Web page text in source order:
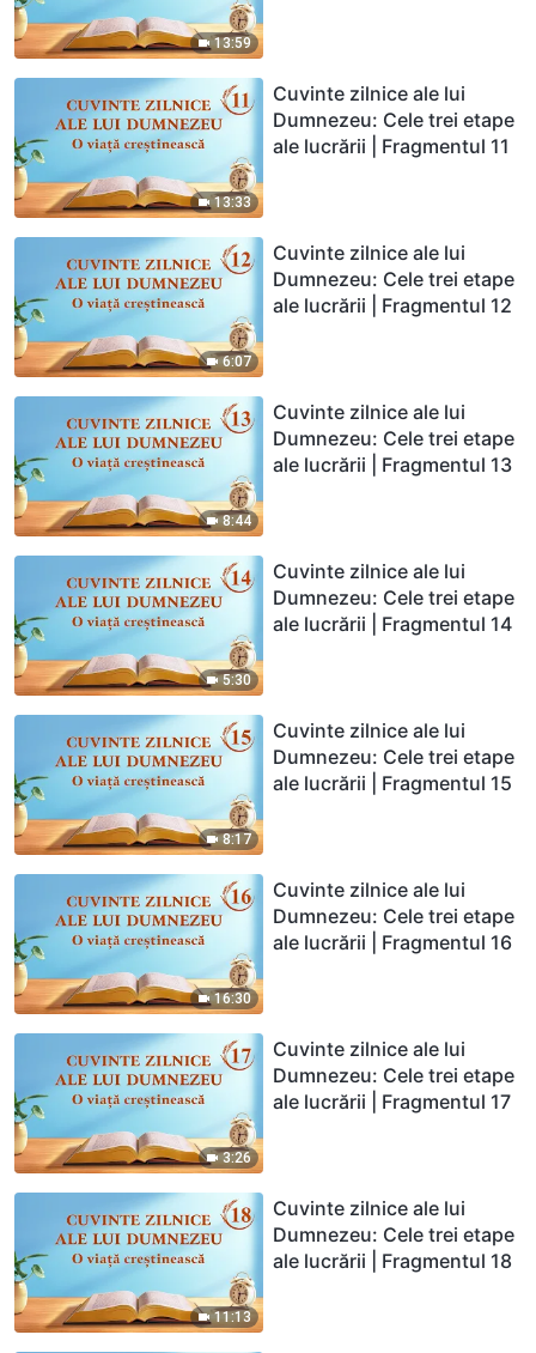
13:59
13:33
Cuvinte zilnice ale lui
Dumnezeu: Cele trei etape
ale lucrării | Fragmentul 11
6:07
Cuvinte zilnice ale lui
Dumnezeu: Cele trei etape
ale lucrării | Fragmentul 12
8:44
Cuvinte zilnice ale lui
Dumnezeu: Cele trei etape
ale lucrării | Fragmentul 13
5:30
Cuvinte zilnice ale lui
Dumnezeu: Cele trei etape
ale lucrării | Fragmentul 14
8:17
Cuvinte zilnice ale lui
Dumnezeu: Cele trei etape
ale lucrării | Fragmentul 15
16:30
Cuvinte zilnice ale lui
Dumnezeu: Cele trei etape
ale lucrării | Fragmentul 16
3:26
Cuvinte zilnice ale lui
Dumnezeu: Cele trei etape
ale lucrării | Fragmentul 17
11:13
Cuvinte zilnice ale lui
Dumnezeu: Cele trei etape
ale lucrării | Fragmentul 18